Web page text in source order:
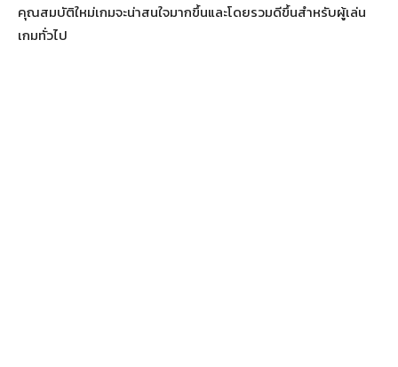
คุณสมบัติใหม่เกมจะน่าสนใจมากขึ้นและโดยรวมดีขึ้นสำหรับผู้เล่น
เกมทั่วไป